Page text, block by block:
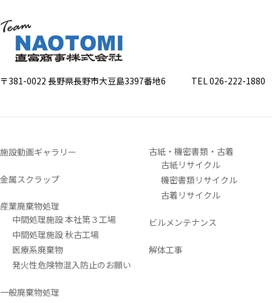
〒381-0022 長野県長野市大豆島3397番地6 TEL 026-222-1880
施設動画ギャラリー
金属スクラップ
産業廃棄物処理
中間処理施設 本社第３工場
中間処理施設 秋古工場
医療系廃棄物
発火性危険物混入防止のお願い
一般廃棄物処理
古紙・機密書類・古着
古紙リサイクル
機密書類リサイクル
古着リサイクル
ビルメンテナンス
解体工事